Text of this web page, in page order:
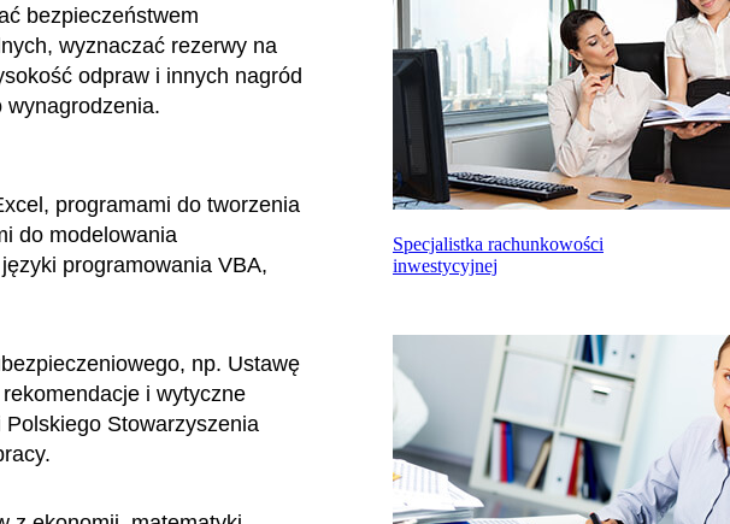
bezpieczeństwem
wyznaczać rezerwy na
odpraw i innych nagród
wynagrodzenia.
programami do tworzenia
do modelowania
programowania VBA,
np. Ustawę
i wytyczne
Stowarzyszenia
Specjalistka rachunkowości
inwestycyjnej